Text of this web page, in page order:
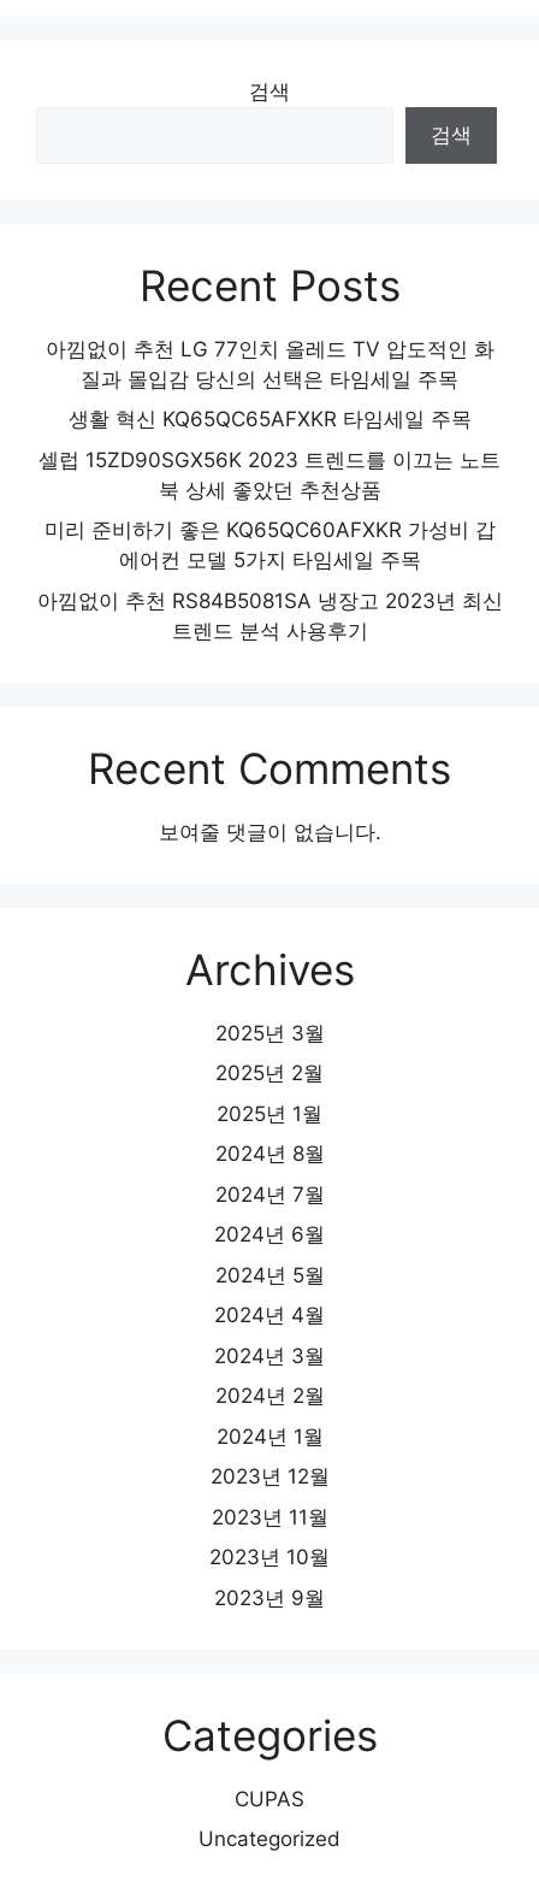
검색
검색
Recent Posts
아낌없이 추천 LG 77인치 올레드 TV 압도적인 화
질과 몰입감 당신의 선택은 타임세일 주목
생활 혁신 KQ65QC65AFXKR 타임세일 주목
셀럽 15ZD90SGX56K 2023 트렌드를 이끄는 노트
북 상세 좋았던 추천상품
미리 준비하기 좋은 KQ65QC60AFXKR 가성비 갑
에어컨 모델 5가지 타임세일 주목
아낌없이 추천 RS84B5081SA 냉장고 2023년 최신
트렌드 분석 사용후기
Recent Comments
보여줄 댓글이 없습니다.
Archives
2025년 3월
2025년 2월
2025년 1월
2024년 8월
2024년 7월
2024년 6월
2024년 5월
2024년 4월
2024년 3월
2024년 2월
2024년 1월
2023년 12월
2023년 11월
2023년 10월
2023년 9월
Categories
CUPAS
Uncategorized